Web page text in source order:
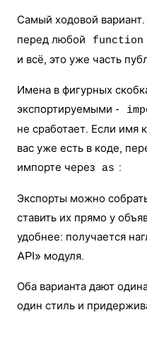
Самый ходовой
перед любой function
и всё, это уже часть
Имена в фигурных
экспортируемыми -
не сработает. Если имя
вас уже есть в коде,
импорте через
as :
Экспорты можно
ставить их прямо у
удобнее: получается
API» модуля.
Оба варианта дают
один стиль и